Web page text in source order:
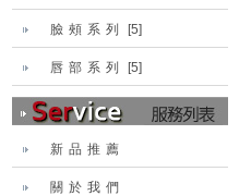
臉頰系列 [5]
唇部系列 [5]
新品推薦
關於我們